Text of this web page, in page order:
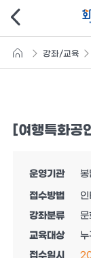
강좌/교육
[여행특화공
운영기관 봉
접수방법
강좌분류
문
교육대상
누
접수일시